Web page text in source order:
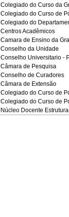
Colegiado do Curso da
Colegiado do Curso de
Colegiado do
Centros Acadêmicos
Camara de Ensino da
Conselho da Unidade
Conselho Universitario -
Câmara de Pesquisa
Conselho de Curadores
Câmara de Extensão
Colegiado do Curso de
Colegiado do Curso de
Núcleo Docente